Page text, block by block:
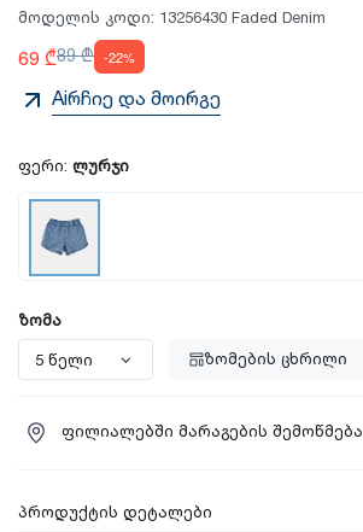
მოდელის კოდი: 13256430 Faded Denim
69 ₾89 ₾ -22%
Aiრჩიე და მოირგე
ფერი: ლურჯი
ზომა
ზომების ცხრილი
ფილიალებში მარაგების შემოწმება
პროდუქტის დეტალები